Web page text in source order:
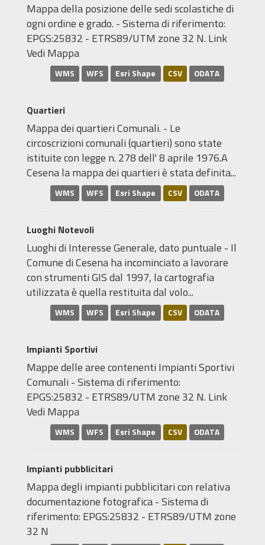
Mappa della posizione delle sedi scolastiche di
ogni ordine e grado. - Sistema di riferimento:
EPGS:25832 - ETRS89/UTM zone 32 N. Link
Vedi Mappa
WMS WFS Esri Shape CSV ODATA
Quartieri
Mappa dei quartieri Comunali. - Le
circoscrizioni comunali (quartieri) sono state
istituite con legge n. 278 dell' 8 aprile 1976.A
Cesena la mappa dei quartieri è stata definita...
WMS WFS Esri Shape CSV ODATA
Luoghi Notevoli
Luoghi di Interesse Generale, dato puntuale - Il
Comune di Cesena ha incominciato a lavorare
con strumenti GIS dal 1997, la cartografia
utilizzata è quella restituita dal volo...
WMS WFS Esri Shape CSV ODATA
Impianti Sportivi
Mappe delle aree contenenti Impianti Sportivi
Comunali - Sistema di riferimento:
EPGS:25832 - ETRS89/UTM zone 32 N. Link
Vedi Mappa
WMS WFS Esri Shape CSV ODATA
Impianti pubblicitari
Mappa degli impianti pubblicitari con relativa
documentazione fotografica - Sistema di
riferimento: EPGS:25832 - ETRS89/UTM zone
32 N